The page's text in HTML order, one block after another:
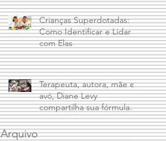
Crianças Superdotadas:
Como Identificar e Lidar
com Elas
Terapeuta, autora, mãe e
avó, Diane Levy
compartilha sua fórmula
para dar limites aos filhos
e mantê
Arquivo